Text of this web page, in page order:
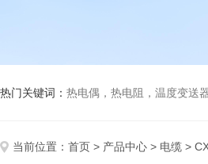
热门关键词： 热电偶，热电阻，温度变送器
当前位置： 首页 > 产品中心 > 电缆 >